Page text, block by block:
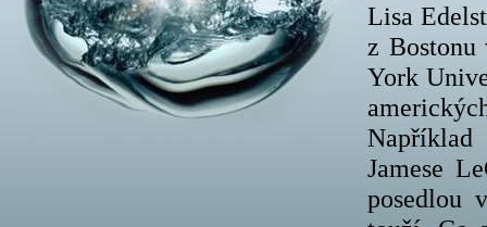
Lisa
z Bostonu
York
Jamese
posedlou